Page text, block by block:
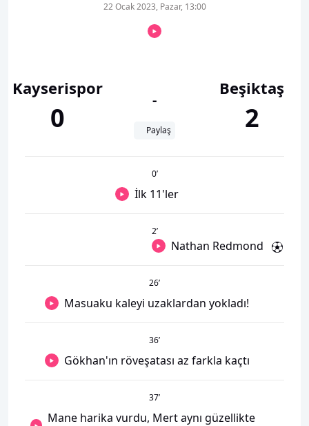
Kayserispor
0
22 Ocak 2023, Pazar, 13:00
-
Paylaş
Beşiktaş
2
0’
İlk 11'ler
2’
Nathan Redmond
26’
Masuaku kaleyi uzaklardan yokladı!
36’
Gökhan'ın röveşatası az farkla kaçtı
37’
Mane harika vurdu, Mert aynı güzellikte